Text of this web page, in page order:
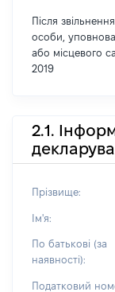
Після звільнення
особи,
або місцевого
2019
2.1.
Прізвище:
Ім'я:
По батькові (за
наявності):
Податковий